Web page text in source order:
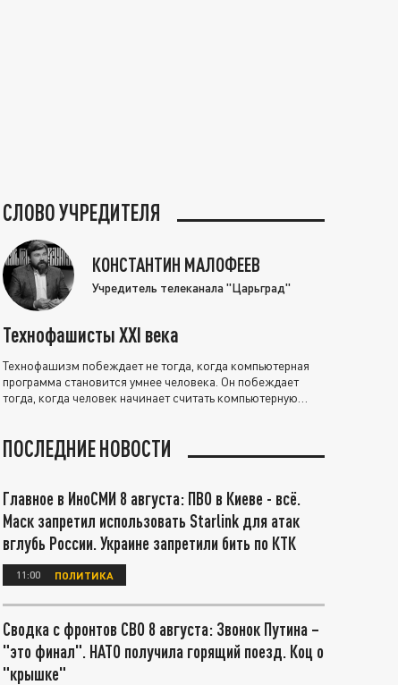
СЛОВО УЧРЕДИТЕЛЯ
КОНСТАНТИН МАЛОФЕЕВ
Учредитель телеканала "Царьград"
Технофашисты XXI века
Технофашизм побеждает не тогда, когда компьютерная
программа становится умнее человека. Он побеждает
тогда, когда человек начинает считать компьютерную
ПОСЛЕДНИЕ НОВОСТИ
Главное в ИноСМИ 8 августа: ПВО в Киеве - всё.
Маск запретил использовать Starlink для атак
вглубь России. Украине запретили бить по КТК
11:00 ПОЛИТИКА
Сводка с фронтов СВО 8 августа: Звонок Путина –
"это финал". НАТО получила горящий поезд. Коц о
"крышке"